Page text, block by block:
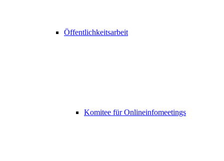
Öffentlichkeitsarbeit
Komitee für Onlineinfomeetings